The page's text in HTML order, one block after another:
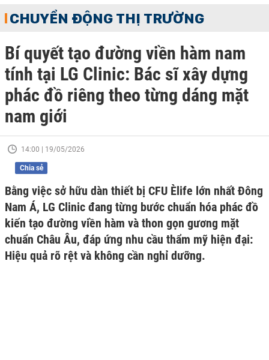
CHUYỂN ĐỘNG THỊ TRƯỜNG
Bí quyết tạo đường viền hàm nam
tính tại LG Clinic: Bác sĩ xây dựng
phác đồ riêng theo từng dáng mặt
nam giới
14:00 | 19/05/2026
Chia sẻ
Bằng việc sở hữu dàn thiết bị CFU Èlife lớn nhất Đông
Nam Á, LG Clinic đang từng bước chuẩn hóa phác đồ
kiến tạo đường viền hàm và thon gọn gương mặt
chuẩn Châu Âu, đáp ứng nhu cầu thẩm mỹ hiện đại:
Hiệu quả rõ rệt và không cần nghỉ dưỡng.